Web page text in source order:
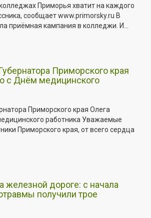
Приморья хватит на каждого
сообщает www.primorsky.ru В
приёмная кампания в колледжи. И...
Приморского края
с Днём медицинского
Приморского края Олега
работника Уважаемые
Приморского края, от всего сердца
железной дороге: с начала
получили трое